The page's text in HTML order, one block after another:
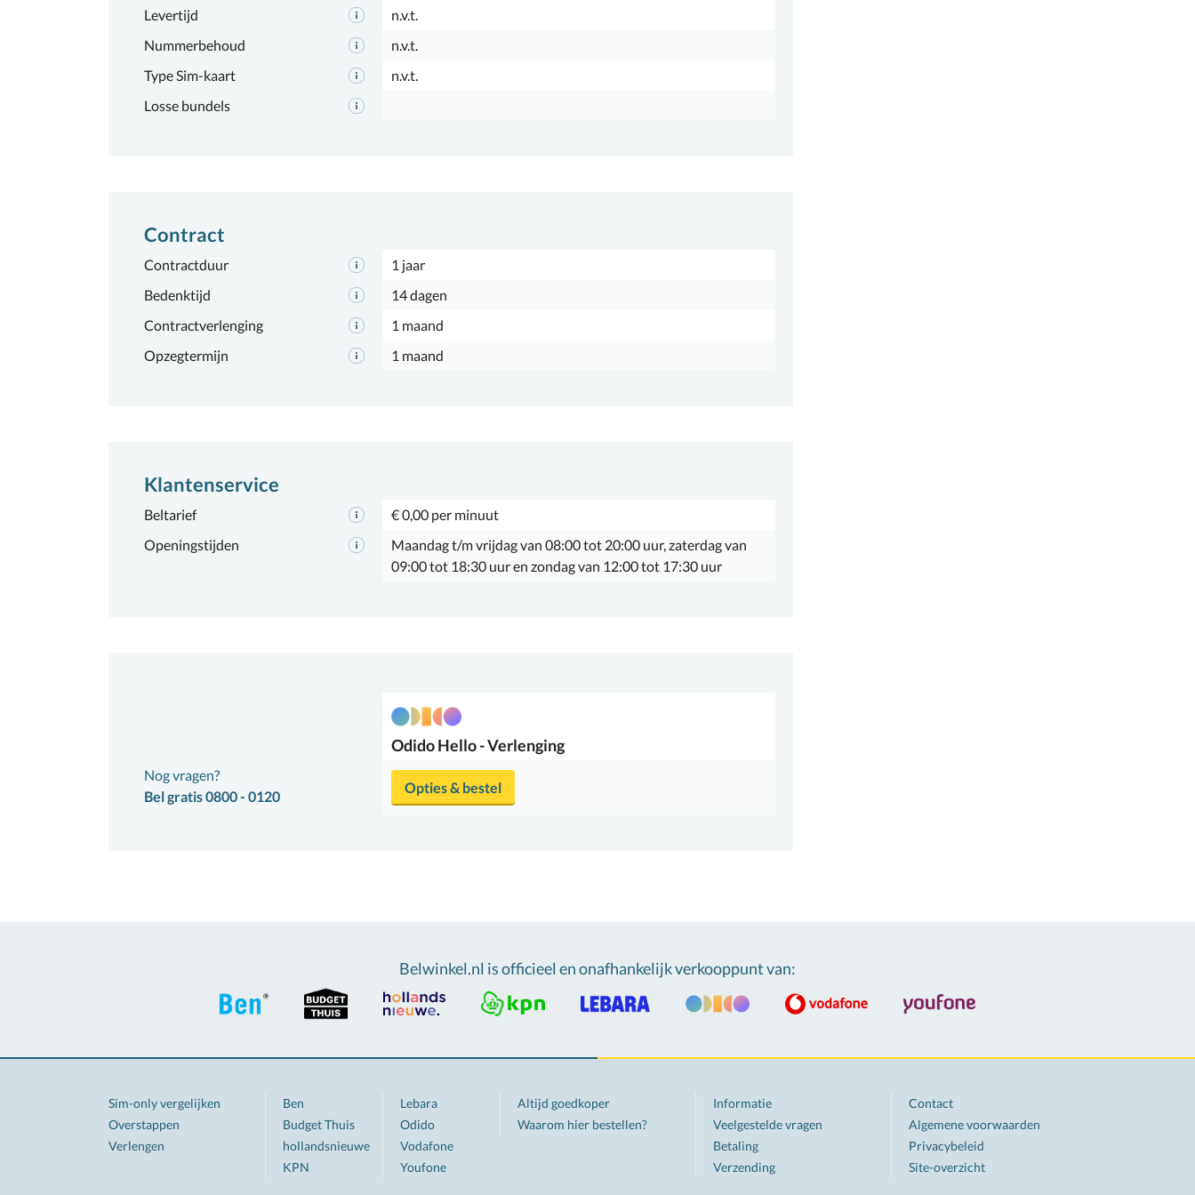
Levertijd
n.v.t.
Nummerbehoud
n.v.t.
Type Sim-kaart
n.v.t.
Losse bundels
Contract
Contractduur
1 jaar
Bedenktijd
14 dagen
Contractverlenging
1 maand
Opzegtermijn
1 maand
Klantenservice
Beltarief
€ 0,00 per minuut
Openingstijden
Maandag t/m vrijdag van 08:00 tot 20:00 uur, zaterdag van
09:00 tot 18:30 uur en zondag van 12:00 tot 17:30 uur
OdidoHello - Verlenging
Nog vragen?
Bel gratis 0800 - 0120
Opties & bestel
Belwinkel.nl is officieel en onafhankelijk verkooppunt van:
Sim-only vergelijken
Overstappen
Verlengen
Ben
Budget Thuis
hollandsnieuwe
KPN
Lebara
Odido
Vodafone
Youfone
Altijd goedkoper
Waarom hier bestellen?
Informatie
Veelgestelde vragen
Betaling
Verzending
Contact
Algemene voorwaarden
Privacybeleid
Site-overzicht